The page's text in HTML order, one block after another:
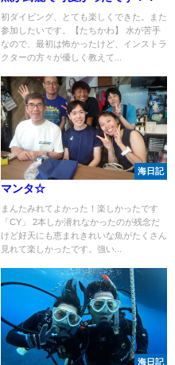
初ダイビング、とても楽しくできた。また
参加したいです。【たちかわ】 水が苦手
なので、最初は怖かったけど、インストラ
クターの方々が優しく教えて...
海日記
マンタ☆
まんたみれてよかった！楽しかったです
「CY」 2本しか潜れなかったのが残念だ
けど好天にも恵まれきれいな魚がたくさん
見れて楽しかったです。強い...
海日記